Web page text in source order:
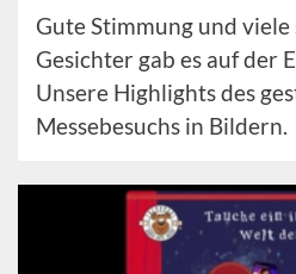
Gute Stimmung und
Gesichter gab es auf der
Unsere Highlights des
Messebesuchs in Bildern.